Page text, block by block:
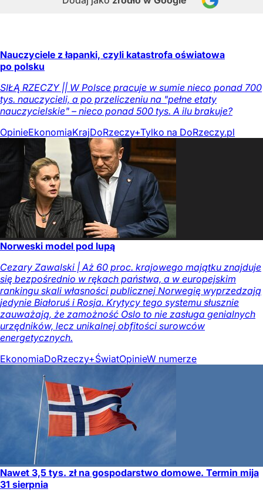
Nauczyciele z łapanki, czyli katastrofa oświatowa
po polsku
SIŁĄ RZECZY || W Polsce pracuje w sumie nieco ponad 700
tys. nauczycieli, a po przeliczeniu na "pełne etaty
nauczycielskie" – nieco ponad 500 tys. A ilu brakuje?
OpinieEkonomiaKrajDoRzeczy+Tylko na DoRzeczy.pl
Norweski model pod lupą
Cezary Zawalski | Aż 60 proc. krajowego majątku znajduje
się bezpośrednio w rękach państwa, a w europejskim
rankingu skali własności publicznej Norwegię wyprzedzają
jedynie Białoruś i Rosja. Krytycy tego systemu słusznie
zauważają, że zamożność Oslo to nie zasługa genialnych
urzędników, lecz unikalnej obfitości surowców
energetycznych.
EkonomiaDoRzeczy+ŚwiatOpinieW numerze
Nawet 3,5 tys. zł na gospodarstwo domowe. Termin mija
31 sierpnia